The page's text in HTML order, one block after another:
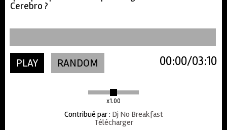
Cerebro ?
PLAY RANDOM
x1.00
03:10
00:00
Contribué par: Dj No Breakfast
Télécharger